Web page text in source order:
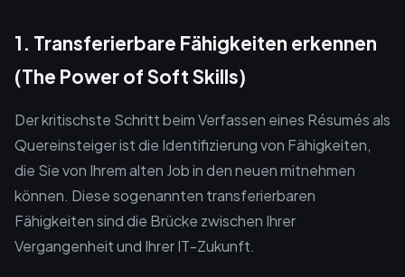
1. Transferierbare Fähigkeiten erkennen
(The Power of Soft Skills)
Der kritischste Schritt beim Verfassen eines Résumés als
Quereinsteiger ist die Identifizierung von Fähigkeiten,
die Sie von Ihrem alten Job in den neuen mitnehmen
können. Diese sogenannten transferierbaren
Fähigkeiten sind die Brücke zwischen Ihrer
Vergangenheit und Ihrer IT-Zukunft.